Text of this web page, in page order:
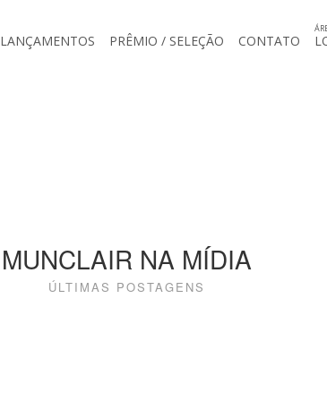
LANÇAMENTOS PRÊMIO / SELEÇÃO CONTATO
MUNCLAIR NA MÍDIA
ÚLTIMAS POSTAGENS